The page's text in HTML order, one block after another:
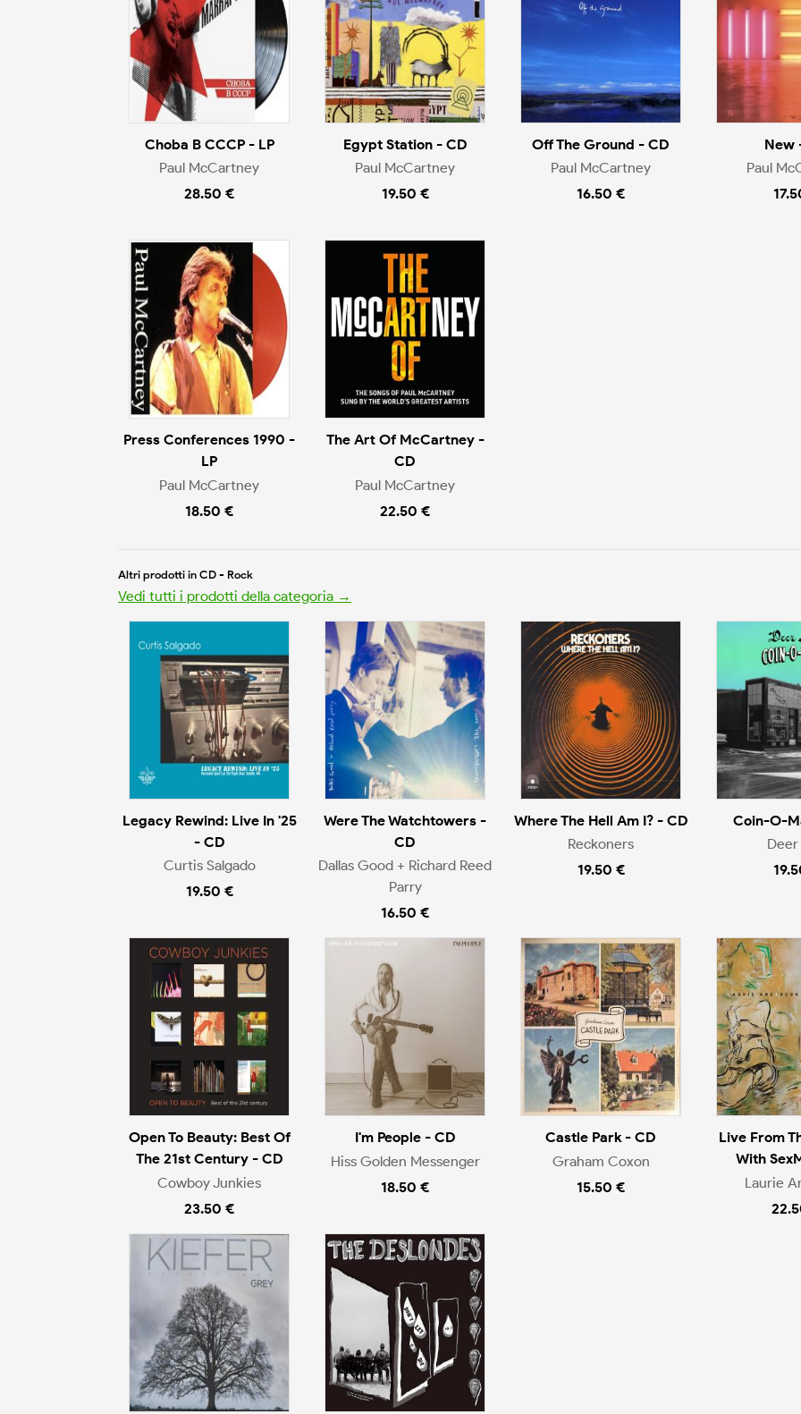
Choba B CCCP - LP
Paul McCartney
28.50 €
Egypt Station - CD
Paul McCartney
19.50 €
Off The Ground - CD
Paul McCartney
16.50 €
New
Paul
Press Conferences 1990 -
LP
Paul McCartney
18.50 €
The Art Of McCartney -
CD
Paul McCartney
22.50 €
Altri prodotti in CD - Rock
Vedi tutti i prodotti della categoria →
Legacy Rewind: Live In '25
- CD
Curtis Salgado
19.50 €
Were The Watchtowers -
CD
Dallas Good + Richard Reed
Parry
16.50 €
Where The Hell Am I? - CD
Reckoners
19.50 €
Coin-O-
Deer
Open To Beauty: Best Of
The 21st Century - CD
Cowboy Junkies
23.50 €
I'm People - CD
Hiss Golden Messenger
18.50 €
Castle Park - CD
Graham Coxon
15.50 €
Live From
With
Laurie